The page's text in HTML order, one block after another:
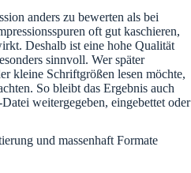
anders zu bewerten als bei
oft gut kaschieren,
Deshalb ist eine hohe Qualität
sinnvoll. Wer später
kleine Schriftgrößen lesen möchte,
So bleibt das Ergebnis auch
weitergegeben, eingebettet oder
und massenhaft Formate